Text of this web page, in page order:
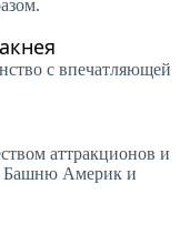
с впечатляющей
аттракционов и
Башню Америк и